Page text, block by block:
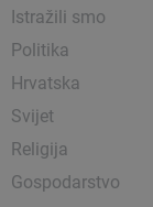
Istražili smo
Politika
Hrvatska
Svijet
Religija
Gospodarstvo